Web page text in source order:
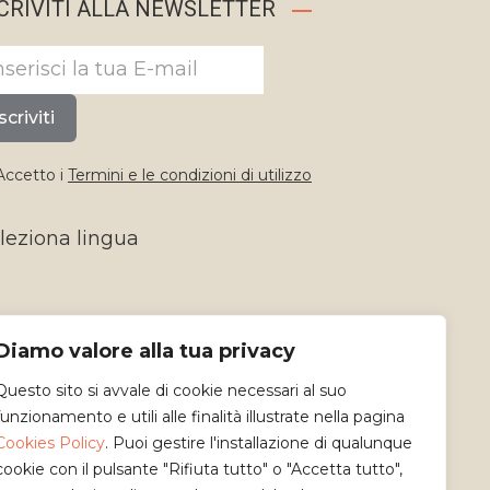
valore alla tua privacy
sito si avvale di cookie necessari al suo
e utili alle finalità illustrate nella pagina
Policy. Puoi gestire l'installazione di qualunque
con il pulsante "Rifiuta tutto" o "Accetta tutto",
ALLA NEWSLETTER
Iscriviti
i Termini e le condizioni di utilizzo
lingua